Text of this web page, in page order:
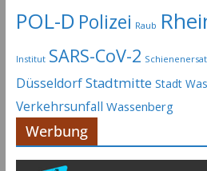
POL-D Polizei Raub
Institut SARS-CoV-2
DüsseldorfStadtmitte Stadt
Verkehrsunfall Wassenberg
Werbung